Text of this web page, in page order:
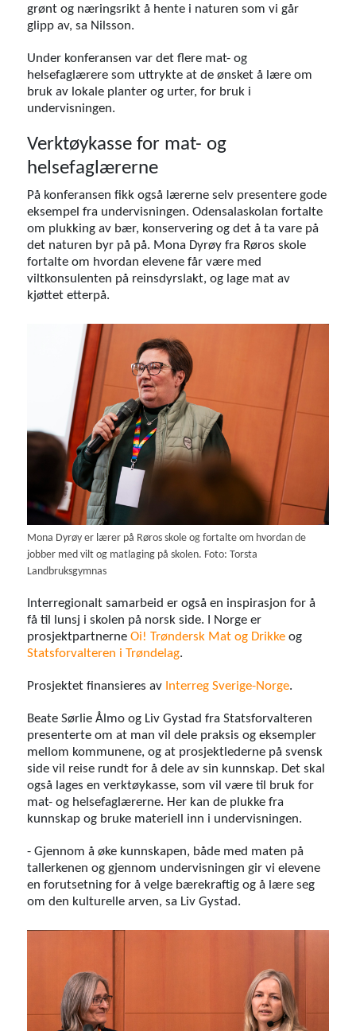
grønt og næringsrikt å hente i naturen som vi går
glipp av, sa Nilsson.
Under konferansen var det flere mat- og
helsefaglærere som uttrykte at de ønsket å lære om
bruk av lokale planter og urter, for bruk i
undervisningen.
Verktøykasse for mat- og
helsefaglærerne
På konferansen fikk også lærerne selv presentere gode
eksempel fra undervisningen. Odensalaskolan fortalte
om plukking av bær, konservering og det å ta vare på
det naturen byr på på. Mona Dyrøy fra Røros skole
fortalte om hvordan elevene får være med
viltkonsulenten på reinsdyrslakt, og lage mat av
kjøttet etterpå.
Mona Dyrøy er lærer på Røros skole og fortalte om hvordan de
jobber med vilt og matlaging på skolen. Foto: Torsta
Landbruksgymnas
Interregionalt samarbeid er også en inspirasjon for å
få til lunsj i skolen på norsk side. I Norge er
prosjektpartnerneOi! Trøndersk Mat og Drikke og
Statsforvalteren i Trøndelag.
Prosjektet finansieres av Interreg Sverige-Norge.
Beate Sørlie Ålmo og Liv Gystad fra Statsforvalteren
presenterte om at man vil dele praksis og eksempler
mellom kommunene, og at prosjektlederne på svensk
side vil reise rundt for å dele av sin kunnskap. Det skal
også lages en verktøykasse, som vil være til bruk for
mat- og helsefaglærerne. Her kan de plukke fra
kunnskap og bruke materiell inn i undervisningen.
- Gjennom å øke kunnskapen, både med maten på
tallerkenen og gjennom undervisningen gir vi elevene
en forutsetning for å velge bærekraftig og å lære seg
om den kulturelle arven, sa Liv Gystad.